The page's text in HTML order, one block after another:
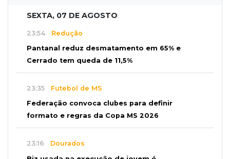
SEXTA, 07 DE AGOSTO
23:54 Redução
Pantanal reduz desmatamento em 65% e
Cerrado tem queda de 11,5%
23:35 Futebol de MS
Federação convoca clubes para definir
formato e regras da Copa MS 2026
23:16 Dourados